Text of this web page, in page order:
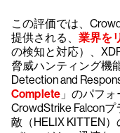
この評価では、
提供される、 業界を
の検知と対応）、
脅威ハンティング機
Detection and
Complete 」のパフ
CrowdStrike Falcon
敵（HELIX KITTEN